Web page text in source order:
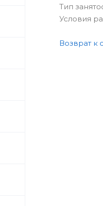
Тип
Условия
Возврат к